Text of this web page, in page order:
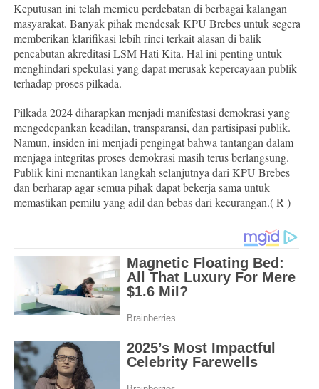
Keputusan ini telah memicu perdebatan di berbagai kalangan
masyarakat. Banyak pihak mendesak KPU Brebes untuk segera
memberikan klarifikasi lebih rinci terkait alasan di balik
pencabutan akreditasi LSM Hati Kita. Hal ini penting untuk
menghindari spekulasi yang dapat merusak kepercayaan publik
terhadap proses pilkada.
Pilkada 2024 diharapkan menjadi manifestasi demokrasi yang
mengedepankan keadilan, transparansi, dan partisipasi publik.
Namun, insiden ini menjadi pengingat bahwa tantangan dalam
menjaga integritas proses demokrasi masih terus berlangsung.
Publik kini menantikan langkah selanjutnya dari KPU Brebes
dan berharap agar semua pihak dapat bekerja sama untuk
memastikan pemilu yang adil dan bebas dari kecurangan.( R )